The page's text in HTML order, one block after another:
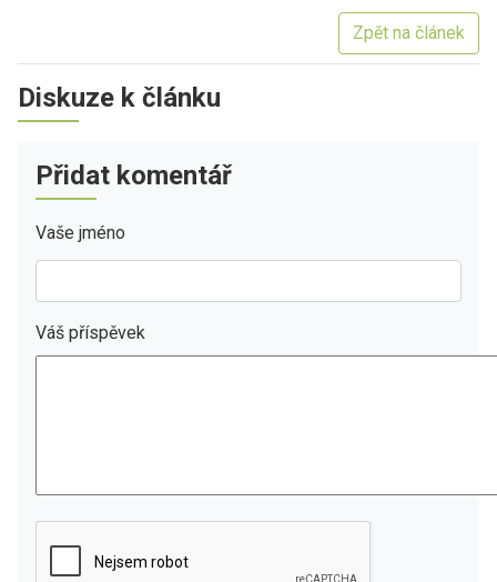
Zpět na článek
Diskuze k článku
Přidat komentář
Vaše jméno
Váš příspěvek